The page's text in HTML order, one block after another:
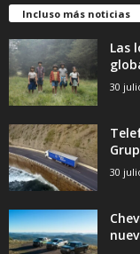
Incluso más noticias
Las
30
30